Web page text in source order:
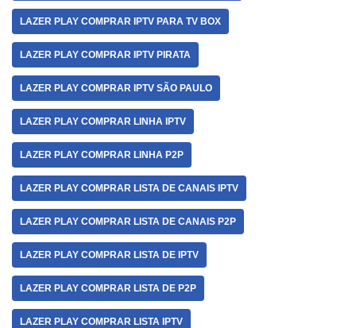
LAZER PLAY COMPRAR IPTV PARA TV BOX
LAZER PLAY COMPRAR IPTV PIRATA
LAZER PLAY COMPRAR IPTV SÃO PAULO
LAZER PLAY COMPRAR LINHA IPTV
LAZER PLAY COMPRAR LINHA P2P
LAZER PLAY COMPRAR LISTA DE CANAIS IPTV
LAZER PLAY COMPRAR LISTA DE CANAIS P2P
LAZER PLAY COMPRAR LISTA DE IPTV
LAZER PLAY COMPRAR LISTA DE P2P
LAZER PLAY COMPRAR LISTA IPTV